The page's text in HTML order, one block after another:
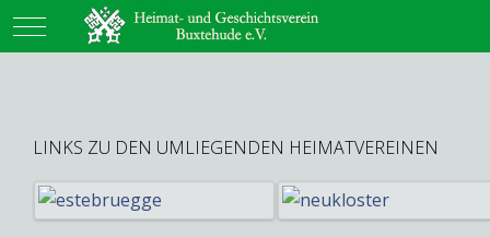
Mobile Menu Toggle
LINKS ZU DEN UMLIEGENDEN HEIMATVEREINEN